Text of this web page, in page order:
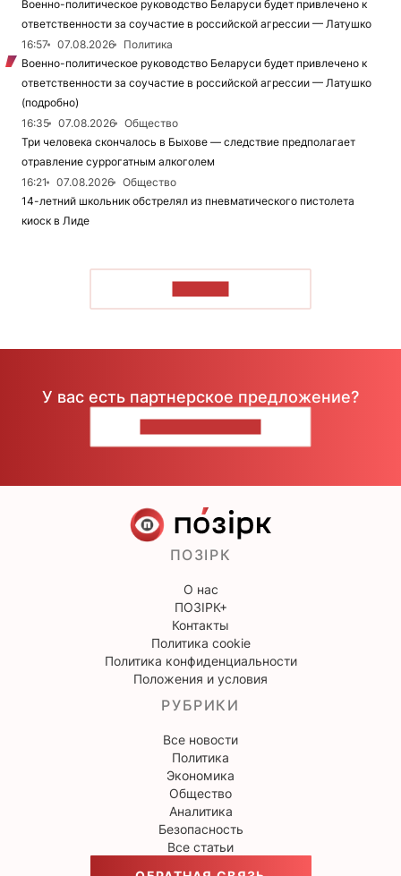
Военно-политическое руководство Беларуси будет привлечено к
ответственности за соучастие в российской агрессии — Латушко
16:57
07.08.2026
Политика
Военно-политическое руководство Беларуси будет привлечено к
ответственности за соучастие в российской агрессии — Латушко
(подробно)
16:35
07.08.2026
Общество
Три человека скончалось в Быхове — следствие предполагает
отравление суррогатным алкоголем
16:21
07.08.2026
Общество
14-летний школьник обстрелял из пневматического пистолета
киоск в Лиде
У вас есть партнерское предложение?
ПОЗІРК
О нас
ПОЗІРК+
Контакты
Политика cookie
Политика конфиденциальности
Положения и условия
РУБРИКИ
Все новости
Политика
Экономика
Общество
Аналитика
Безопасность
Все статьи